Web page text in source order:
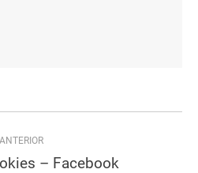
ANTERIOR
Previous– Facebook